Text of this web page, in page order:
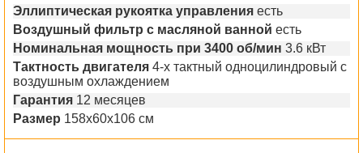
Эллиптическая рукоятка управления есть
Воздушный фильтр с масляной ванной есть
Номинальная мощность при 3400 об/мин 3.6 кВт
Тактность двигателя 4-х тактный одноцилиндровый с
воздушным охлаждением
Гарантия 12 месяцев
Размер 158х60х106 см